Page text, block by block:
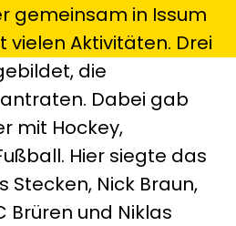
gemeinsam in Issum
vielen Aktivitäten. Drei
die
Dabei gab
mit Hockey,
Hier siegte das
Stecken, Nick Braun,
Brüren und Niklas